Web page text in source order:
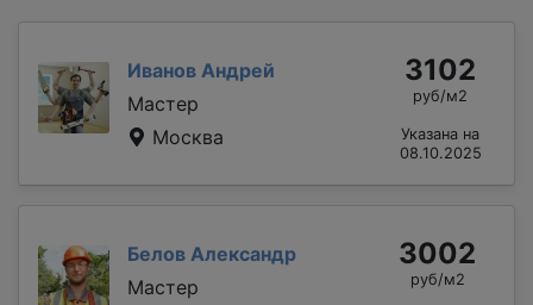
Иванов Андрей
Мастер
Москва
3102
руб/м2
Указана на
08.10.2025
Белов Александр
Мастер
3002
руб/м2